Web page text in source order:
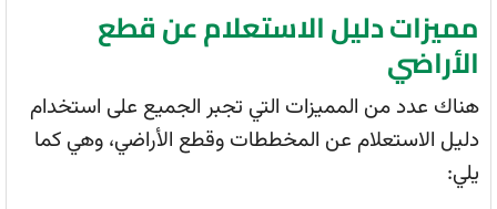
مميزات دليل الاستعلام عن قطع
الأراضي
هناك عدد من المميزات التي تجبر الجميع على استخدام
دليل الاستعلام عن المخططات وقطع الأراضي، وهي كما
يلي: